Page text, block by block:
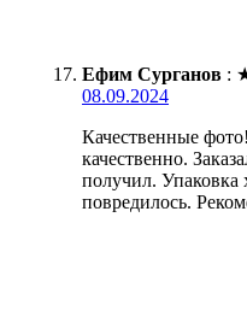
Ефим Сурганов :
08.09.2024
Качественные
качественно.
получил. Упаковка
повредилось.